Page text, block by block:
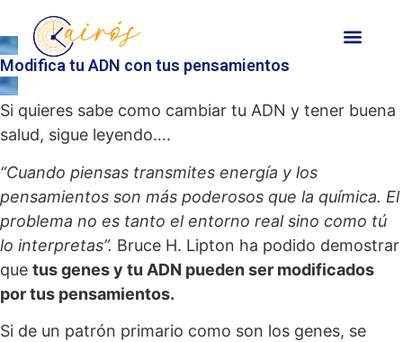
Modifica tu ADN con tus pensamientos
Si quieres sabe como cambiar tu ADN y tener buena
salud, sigue leyendo….
“Cuando piensas transmites energía y los
pensamientos son más poderosos que la química. El
problema no es tanto el entorno real sino como tú
lo interpretas”. Bruce H. Lipton ha podido demostrar
que tus genes y tu ADN pueden ser modificados
por tus pensamientos.
Si de un patrón primario como son los genes, se